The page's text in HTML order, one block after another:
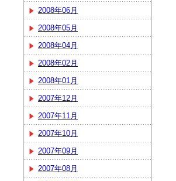
2008年06月
2008年05月
2008年04月
2008年02月
2008年01月
2007年12月
2007年11月
2007年10月
2007年09月
2007年08月